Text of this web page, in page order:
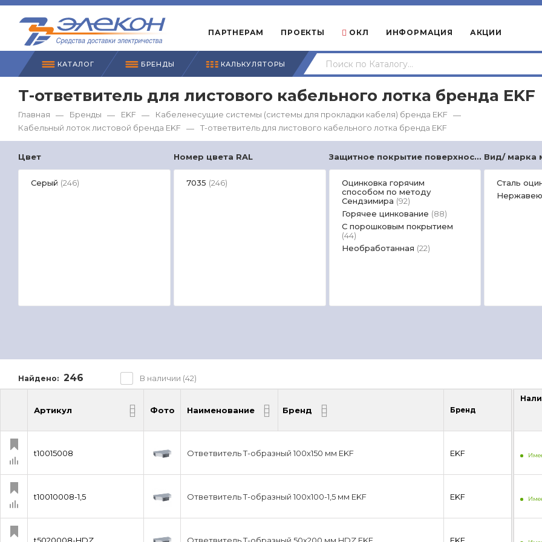
ПАРТНЕРАМ ПРОЕКТЫ ОКЛ ИНФОРМАЦИЯ АКЦИИ
КАТАЛОГ БРЕНДЫ КАЛЬКУЛЯТОРЫ
Т-ответвитель для листового кабельного лотка бренда EKF
Главная — Бренды — EKF — Кабеленесущие системы (системы для прокладки кабеля) бренда EKF —
Кабельный лоток листовой бренда EKF — Т-ответвитель для листового кабельного лотка бренда EKF
Цвет
Серый (246)
Номер цвета RAL
7035 (246)
Защитное покрытие поверхности
Оцинковка горячим
способом по методу
Сендзимира (92)
Горячее цинкование (88)
С порошковым покрытием
(44)
Необработанная (22)
Вид/ марка
Сталь
Найдено: 246 В наличии (42)
Артикул Фото Наименование Бренд
Артикул Фото Наименование Бренд
t10015008 Ответвитель Т-образный 100х150 мм EKF EKF
t10010008-1,5 Ответвитель Т-образный 100х100-1,5 мм EKF EKF